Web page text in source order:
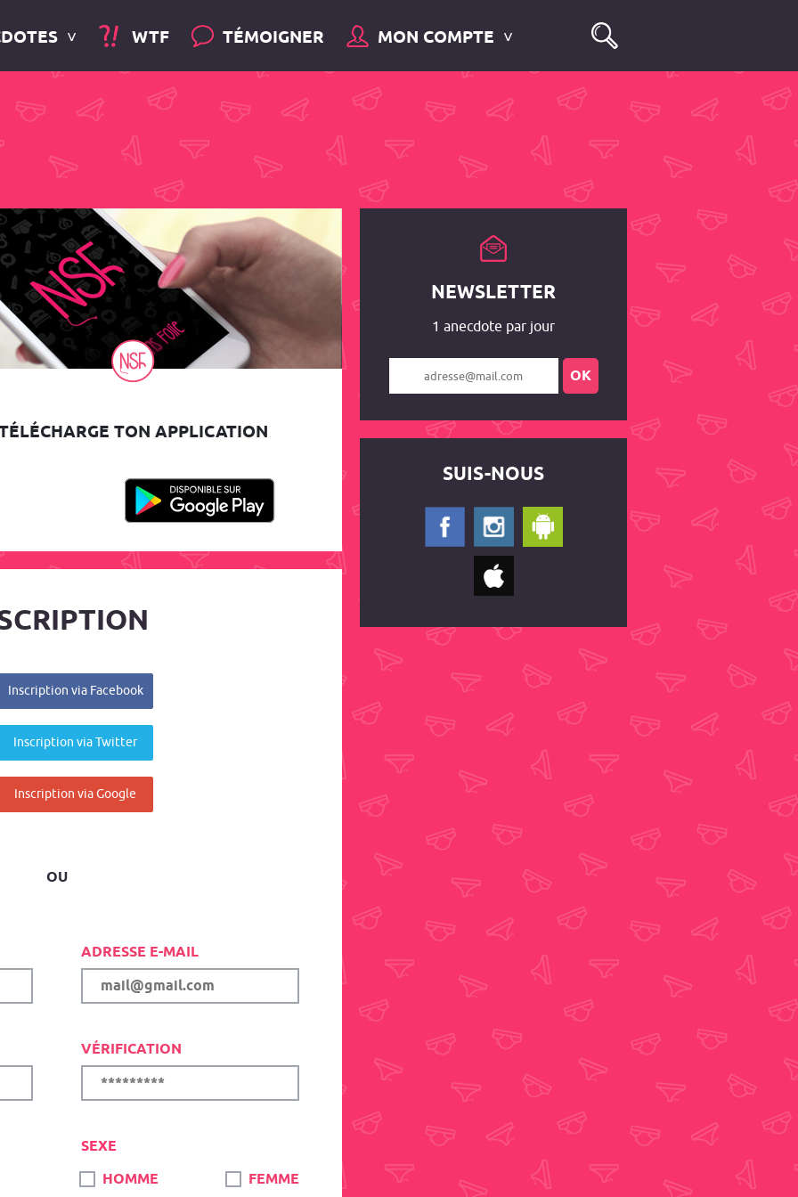
WTF TÉMOIGNER MON COMPTE
TON APPLICATION
Inscription via Facebook
Inscription via Twitter
Inscription via Google
OU
ADRESSE E-MAIL
VÉRIFICATION
SEXE
HOMME
FEMME
NEWSLETTER
1 anecdote par jour
OK
SUIS-NOUS